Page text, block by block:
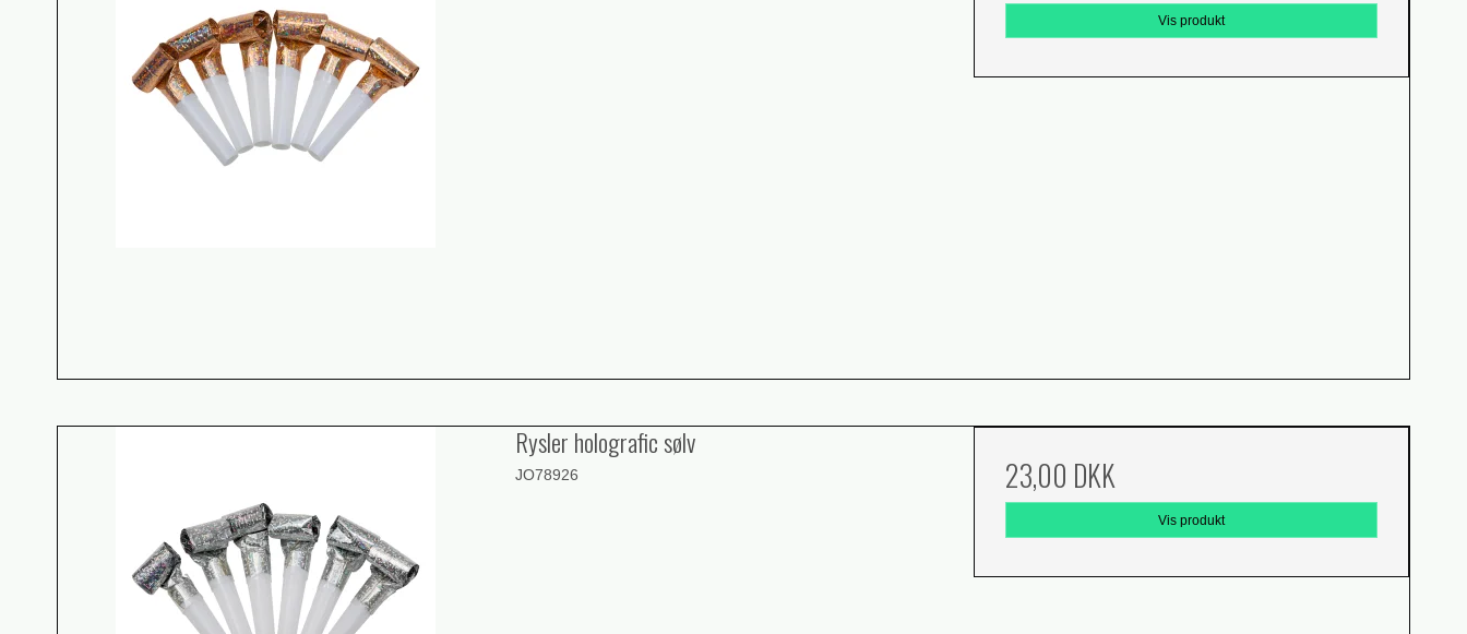
Vis produkt
Rysler holografic sølv
JO78926 23,00 DKK
Vis produkt